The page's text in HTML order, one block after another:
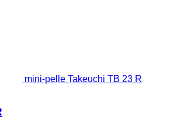
mini-pelle Takeuchi TB 23 R